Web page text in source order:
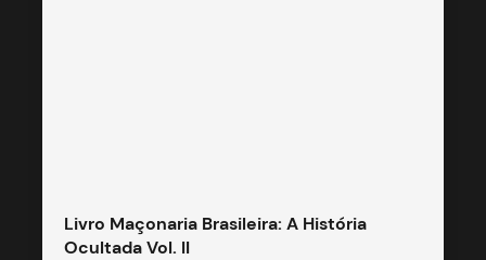
Livro Maçonaria Brasileira: A História
Ocultada Vol. II